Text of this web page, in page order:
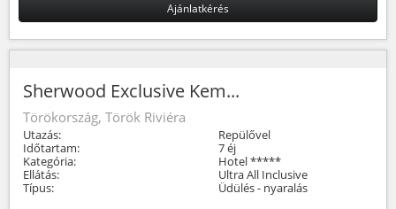
Ajánlatkérés
Sherwood Exclusive Kem...
Törökország, Török Riviéra
Utazás:
Repülővel
Időtartam:
7 éj
Kategória:
Hotel *****
Ellátás:
Ultra All Inclusive
Típus:
Üdülés - nyaralás